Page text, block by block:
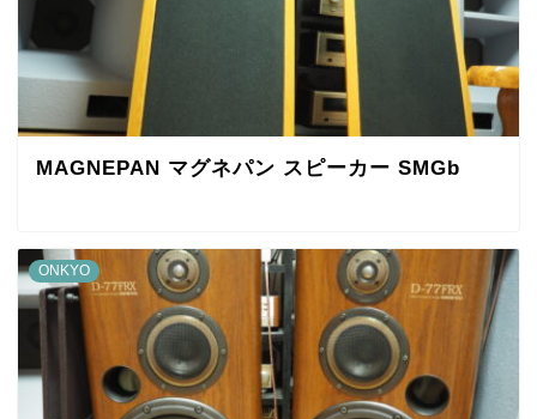
MAGNEPAN マグネパン スピーカー SMGb
ONKYO